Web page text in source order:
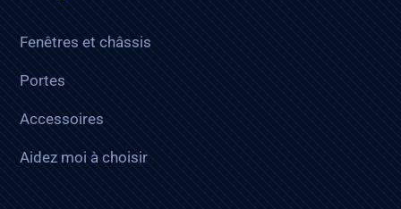
Fenêtres et châssis
Portes
Accessoires
Aidez moi à choisir